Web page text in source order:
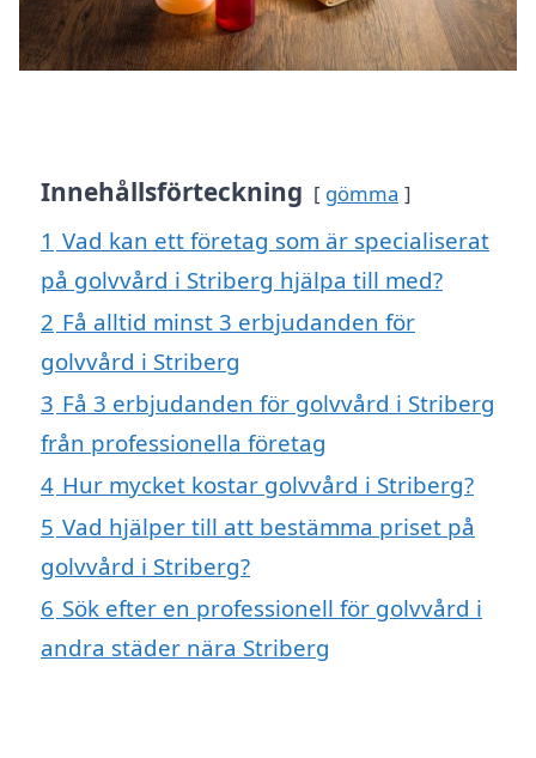
Innehållsförteckning gömma
1 Vad kan ett företag som är specialiserat
på golvvård i Striberg hjälpa till med?
2 Få alltid minst 3 erbjudanden för
golvvård i Striberg
3 Få 3 erbjudanden för golvvård i Striberg
från professionella företag
4 Hur mycket kostar golvvård i Striberg?
5 Vad hjälper till att bestämma priset på
golvvård i Striberg?
6 Sök efter en professionell för golvvård i
andra städer nära Striberg